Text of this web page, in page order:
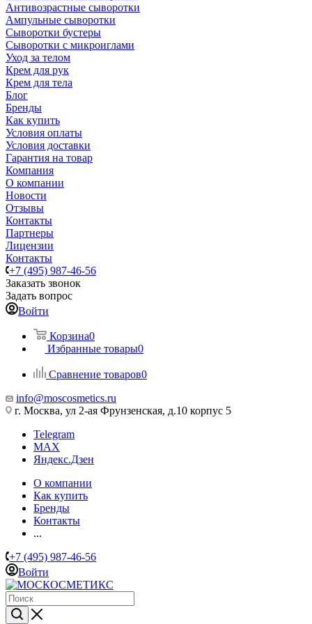
Антивозрастные сыворотки
Ампульные сыворотки
Сыворотки бустеры
Сыворотки с микроиглами
Уход за телом
Крем для рук
Крем для тела
Блог
Бренды
Как купить
Условия оплаты
Условия доставки
Гарантия на товар
Компания
О компании
Новости
Отзывы
Контакты
Партнеры
Лицензии
Контакты
+7 (495) 987-46-56
Заказать звонок
Задать вопрос
Войти
Корзина0
Избранные товары0
Сравнение товаров0
info@moscosmetics.ru
г. Москва, ул 2-ая Фрунзенская, д.10 корпус 5
Telegram
MAX
Яндекс.Дзен
О компании
Как купить
Бренды
Контакты
...
+7 (495) 987-46-56
Войти